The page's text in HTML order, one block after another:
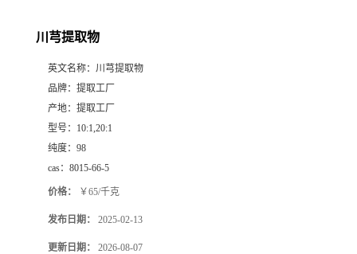
川芎提取物
英文名称： 川芎提取物
品牌： 提取工厂
产地： 提取工厂
型号： 10:1,20:1
纯度： 98
cas： 8015-66-5
价格： ￥65/千克
发布日期： 2025-02-13
更新日期： 2026-08-07